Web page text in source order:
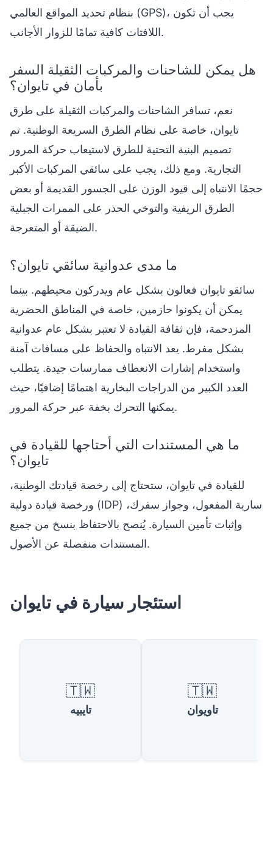
بنظام تحديد المواقع العالمي (GPS)، يجب أن تكون
اللافتات كافية تمامًا للزوار الأجانب.
هل يمكن للشاحنات والمركبات الثقيلة السفر
بأمان في تايوان؟
نعم، تسافر الشاحنات والمركبات الثقيلة على طرق
تايوان، خاصة على نظام الطرق السريعة الوطنية. تم
تصميم البنية التحتية للطرق لاستيعاب حركة المرور
التجارية. ومع ذلك، يجب على سائقي المركبات الأكبر
حجمًا الانتباه إلى قيود الوزن على الجسور القديمة أو بعض
الطرق الريفية والتوخي الحذر على الممرات الجبلية
الضيقة أو المتعرجة.
ما مدى عدوانية سائقي تايوان؟
سائقو تايوان فعالون بشكل عام ويدركون محيطهم. بينما
يمكن أن يكونوا حازمين، خاصة في المناطق الحضرية
المزدحمة، فإن ثقافة القيادة لا تعتبر بشكل عام عدوانية
بشكل مفرط. يعد الانتباه والحفاظ على مسافات آمنة
واستخدام إشارات الانعطاف ممارسات جيدة. يتطلب
العدد الكبير من الدراجات البخارية اهتمامًا إضافيًا، حيث
يمكنها التحرك بخفة عبر حركة المرور.
ما هي المستندات التي أحتاجها للقيادة في
تايوان؟
للقيادة في تايوان، ستحتاج إلى رخصة قيادتك الوطنية،
ورخصة قيادة دولية (IDP) سارية المفعول، وجواز سفرك،
وإثبات تأمين السيارة. يُنصح بالاحتفاظ بنسخ من جميع
المستندات منفصلة عن الأصول.
استئجار سيارة في تايوان
🇹🇼
تايبيه
🇹🇼
تاويوان